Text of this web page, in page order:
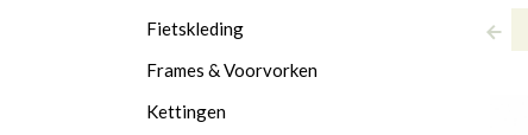
Fietskleding
Frames & Voorvorken
Kettingen